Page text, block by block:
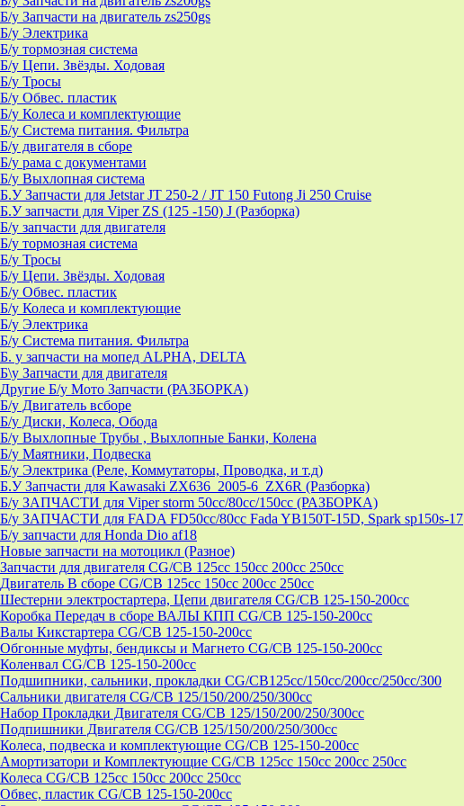
Б/у Запчасти на двигатель zs250gs
Б/у Электрика
Б/у тормозная система
Б/у Цепи. Звёзды. Ходовая
Б/у Тросы
Б/у Обвес. пластик
Б/у Колеса и комплектующие
Б/у Система питания. Фильтра
Б/у двигателя в сборе
Б/у рама с документами
Б/у Выхлопная система
Б.У Запчасти для Jetstar JT 250-2 / JT 150 Futong Ji 250 Cruise
Б.У запчасти для Viper ZS (125 -150) J (Разборка)
Б/у запчасти для двигателя
Б/у тормозная система
Б/у Тросы
Б/у Цепи. Звёзды. Ходовая
Б/у Обвес. пластик
Б/у Колеса и комплектующие
Б/у Электрика
Б/у Система питания. Фильтра
Б. у запчасти на мопед ALPHA, DELTA
Б\у Запчасти для двигателя
Другие Б/у Мото Запчасти (РАЗБОРКА)
Б/у Двигатель всборе
Б/у Диски, Колеса, Обода
Б/у Выхлопные Трубы , Выхлопные Банки, Колена
Б/у Маятники, Подвеска
Б/у Электрика (Реле, Коммутаторы, Проводка, и т.д)
Б.У Запчасти для Kawasaki ZX636_2005-6_ZX6R (Разборка)
Б/у ЗАПЧАСТИ для Viper storm 50cc/80cc/150cc (РАЗБОРКА)
Б/у ЗАПЧАСТИ для FADA FD50cc/80cc Fada YB150T-15D, Spark sp150s-17
Б/у запчасти для Honda Dio af18
Новые запчасти на мотоцикл (Разное)
Запчасти для двигателя CG/CB 125cc 150cc 200cc 250cc
Двигатель В сборе CG/CB 125cc 150cc 200cc 250cc
Шестерни электростартера, Цепи двигателя CG/CB 125-150-200cc
Коробка Передач в сборе ВАЛЫ КПП CG/CB 125-150-200cc
Валы Кикстартера CG/CB 125-150-200cc
Обгонные муфты, бендиксы и Магнето CG/CB 125-150-200cc
Коленвал CG/CB 125-150-200cc
Подшипники, сальники, прокладки CG/CB125сс/150cc/200cc/250cc/300
Сальники двигателя CG/CB 125/150/200/250/300cc
Набор Прокладки Двигателя CG/CB 125/150/200/250/300cc
Подпишники Двигателя CG/CB 125/150/200/250/300cc
Колеса, подвеска и комплектующие CG/CB 125-150-200cc
Амортизатори и Комплектующие CG/CB 125cc 150cc 200cc 250cc
Колеса CG/CB 125cc 150cc 200cc 250cc
Обвес, пластик CG/CB 125-150-200cc